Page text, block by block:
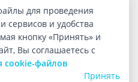
для проведения
сервисов и удобства
кнопку «Принять» и
Вы соглашаетесь с
cookie-файлов
Принять